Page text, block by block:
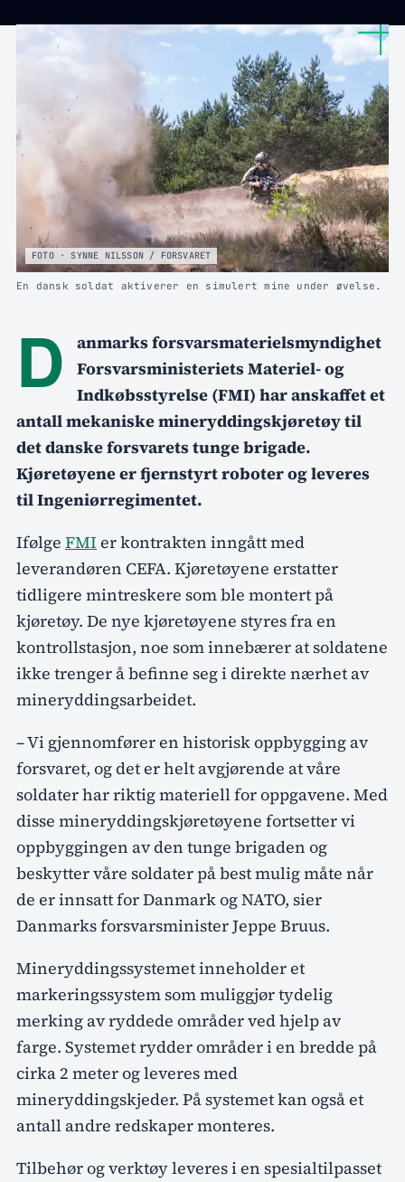
FOTO · SYNNE NILSSON / FORSVARET
En dansk soldat aktiverer en simulert mine under øvelse.
D
anmarks forsvarsmaterielsmyndighet
Forsvarsministeriets Materiel- og
Indkøbsstyrelse (FMI) har anskaffet et
antall mekaniske mineryddingskjøretøy til
det danske forsvarets tunge brigade.
Kjøretøyene er fjernstyrt roboter og leveres
til Ingeniørregimentet.
Ifølge FMI er kontrakten inngått med
leverandøren CEFA. Kjøretøyene erstatter
tidligere mintreskere som ble montert på
kjøretøy. De nye kjøretøyene styres fra en
kontrollstasjon, noe som innebærer at soldatene
ikke trenger å befinne seg i direkte nærhet av
mineryddingsarbeidet.
– Vi gjennomfører en historisk oppbygging av
forsvaret, og det er helt avgjørende at våre
soldater har riktig materiell for oppgavene. Med
disse mineryddingskjøretøyene fortsetter vi
oppbyggingen av den tunge brigaden og
beskytter våre soldater på best mulig måte når
de er innsatt for Danmark og NATO, sier
Danmarks forsvarsminister Jeppe Bruus.
Mineryddingssystemet inneholder et
markeringssystem som muliggjør tydelig
merking av ryddede områder ved hjelp av
farge. Systemet rydder områder i en bredde på
cirka 2 meter og leveres med
mineryddingskjeder. På systemet kan også et
antall andre redskaper monteres.
Tilbehør og verktøy leveres i en spesialtilpasset